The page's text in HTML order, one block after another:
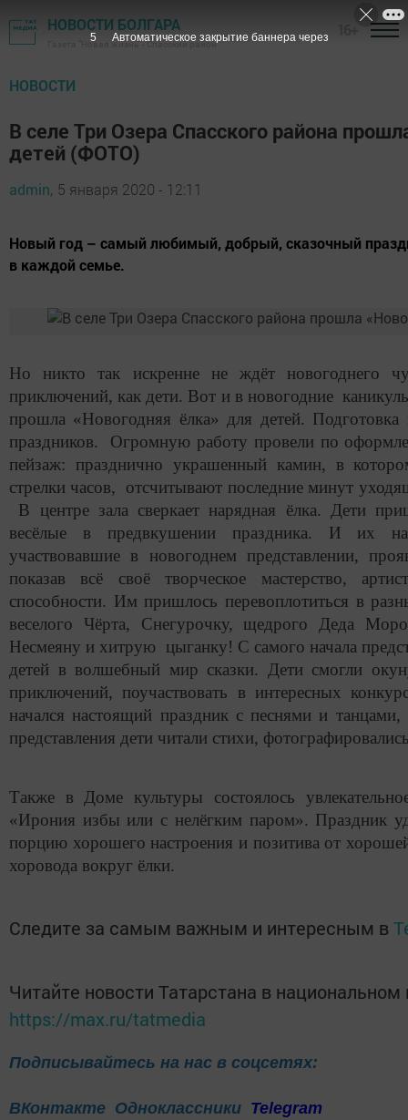
НОВОСТИ БОЛГАРА
Газета "Новая жизнь" - Спасский район
НОВОСТИ
В селе Три Озера Спасского района
детей (ФОТО)
admin, 5 января 2020 - 12:11
Новый год – самый любимый, добрый, сказочный
в каждой семье.
Но никто так искренне не ждёт новогоднего
приключений, как дети. Вот и в новогодние
прошла «Новогодняя ёлка» для детей. Подготовка
праздников. Огромную работу провели по
пейзаж: празднично украшенный камин, в
стрелки часов, отсчитывают последние минут
В центре зала сверкает нарядная ёлка. Дети
весёлые в предвкушении праздника. И их
участвовавшие в новогоднем представлении,
показав всё своё творческое мастерство,
способности. Им пришлось перевоплотиться в
веселого Чёрта, Снегурочку, щедрого Деда
Несмеяну и хитрую цыганку! С самого начала
детей в волшебный мир сказки. Дети смогли
приключений, поучаствовать в интересных
начался настоящий праздник с песнями и
представления дети читали стихи,
Также в Доме культуры состоялось
«Ирония избы или с нелёгким паром». Праздник
порцию хорошего настроения и позитива от
хоровода вокруг ёлки.
Следите за самым важным и интересным в
Читайте новости Татарстана в
https://max.ru/tatmedia
Подписывайтесь на нас в соцсетях:
ВКонтакте Одноклассники Telegram
4 Автоматическое закрытие баннера через